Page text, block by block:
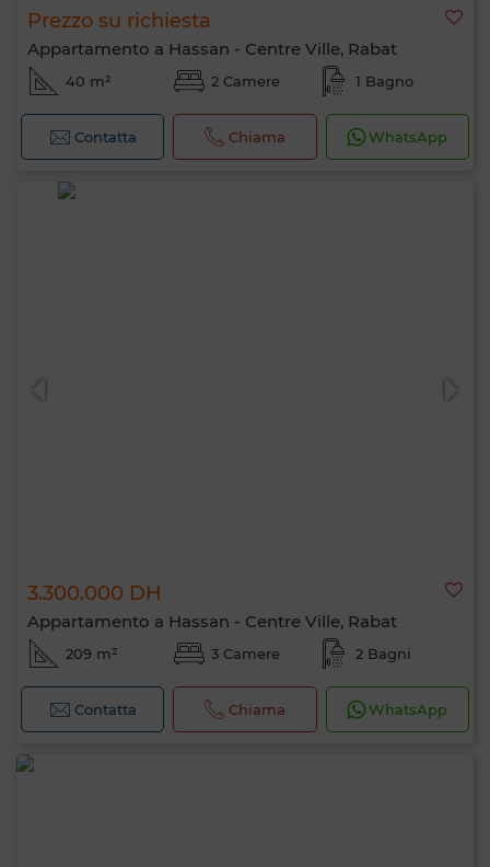
Prezzo su richiesta
Appartamento a Hassan - Centre Ville, Rabat
40 m² 2 Camere 1 Bagno
Contatta Chiama WhatsApp
3.300.000 DH
Appartamento a Hassan - Centre Ville, Rabat
209 m² 3 Camere 2 Bagni
Contatta Chiama WhatsApp